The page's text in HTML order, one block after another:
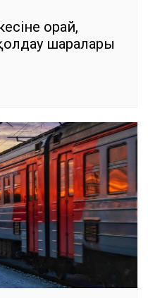
орай,
шаралары